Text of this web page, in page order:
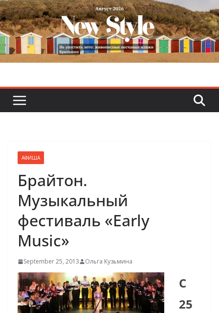
Skip
to
content
АФИША
Брайтон.
Музыкальный
фестиваль «Early
Music»
September 25, 2013 Ольга Кузьмина
C
25